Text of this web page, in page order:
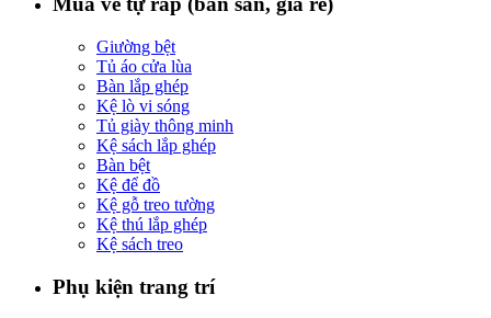
Giường bệt
Tủ áo cửa lùa
Bàn lắp ghép
Kệ lò vi sóng
Tủ giày thông minh
Kệ sách lắp ghép
Bàn bệt
Kệ để đồ
Kệ gỗ treo tường
Kệ thú lắp ghép
Kệ sách treo
Phụ kiện trang trí